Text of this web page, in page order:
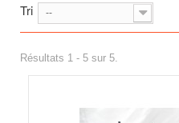
Tri --
Résultats 1 - 5 sur 5.